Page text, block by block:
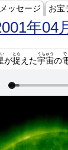
ッセージ お宝
年04
が捉
とら
えた宇宙
うちゅう
の